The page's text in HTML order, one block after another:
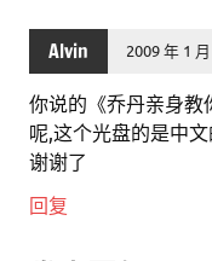
Alvin 2009 年 1
你说的《乔丹亲身教
呢,这个光盘的是中
谢谢了
回复